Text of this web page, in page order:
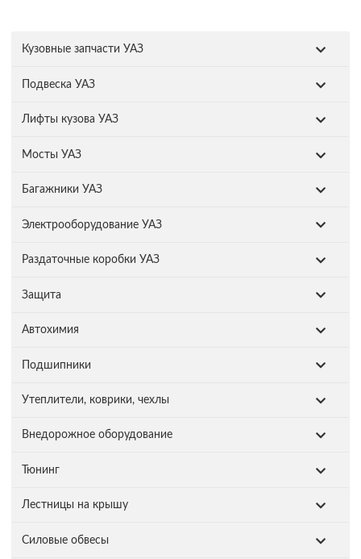
Кузовные запчасти УАЗ
Подвеска УАЗ
Лифты кузова УАЗ
Мосты УАЗ
Багажники УАЗ
Электрооборудование УАЗ
Раздаточные коробки УАЗ
Защита
Автохимия
Подшипники
Утеплители, коврики, чехлы
Внедорожное оборудование
Тюнинг
Лестницы на крышу
Силовые обвесы